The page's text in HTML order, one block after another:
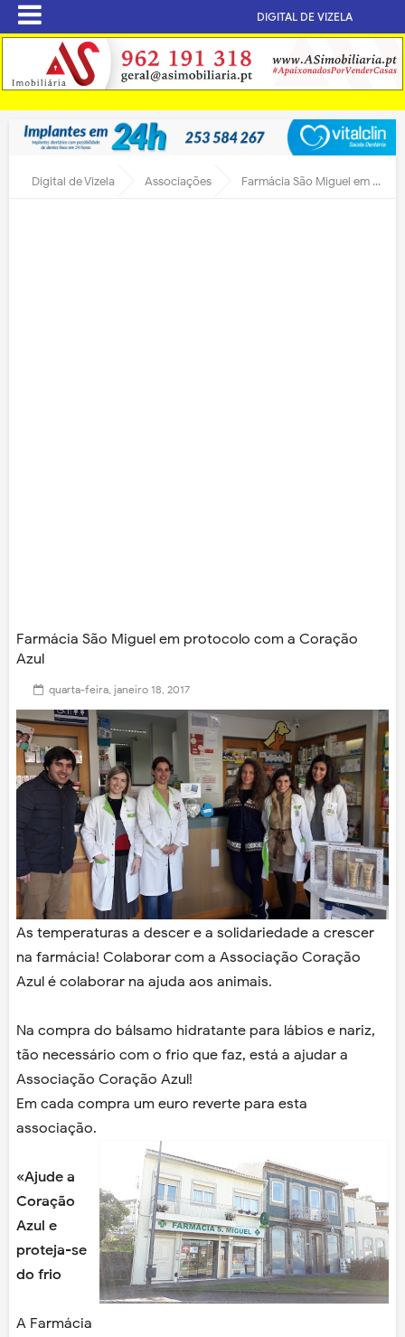
DIGITAL DE VIZELA
Digital de Vizela Associações Farmácia São Miguel em protocolo com a Coração Azul
Farmácia São Miguel em protocolo com a Coração
Azul
quarta-feira, janeiro 18, 2017
As temperaturas a descer e a solidariedade a crescer
na farmácia! Colaborar com a Associação Coração
Azul é colaborar na ajuda aos animais.
Na compra do bálsamo hidratante para lábios e nariz,
tão necessário com o frio que faz, está a ajudar a
Associação Coração Azul!
Em cada compra um euro reverte para esta
associação.
«Ajude a
Coração
Azul e
proteja-se
do frio
A Farmácia